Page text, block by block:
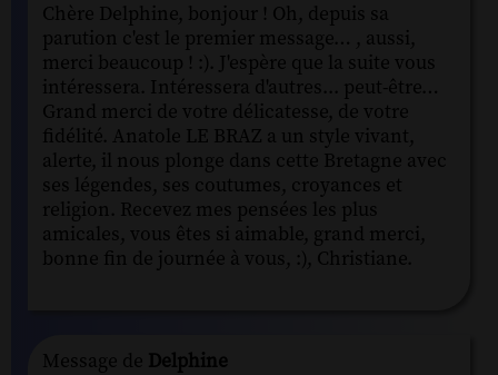
Chère Delphine, bonjour ! Oh, depuis sa
parution c'est le premier message… , aussi,
merci beaucoup ! :). J'espère que la suite vous
intéressera. Intéressera d'autres... peut-être…
Grand merci de votre délicatesse, de votre
fidélité. Anatole LE BRAZ a un style vivant,
alerte, il nous plonge dans cette Bretagne avec
ses légendes, ses coutumes, croyances et
religion. Recevez mes pensées les plus
amicales, vous êtes si aimable, grand merci,
bonne fin de journée à vous, :), Christiane.
Message de Delphine